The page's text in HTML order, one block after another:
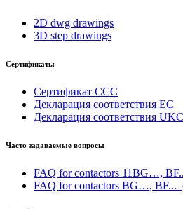
2D dwg drawings
3D step drawings
Сертификаты
Сертификат CCC
Декларация соответствия ЕС
Декларация соответствия
Часто задаваемые вопросы
FAQ for contactors 11BG…,
FAQ for contactors BG…, BF...